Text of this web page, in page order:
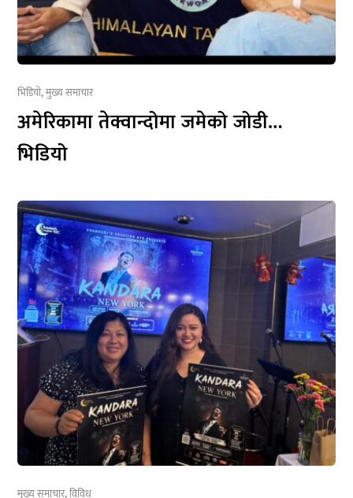
भिडियो,मुख्य समाचार
अमेरिकामा तेक्वान्दोमा जमेको जोडी…
भिडियो
मुख्य समाचार,विविध